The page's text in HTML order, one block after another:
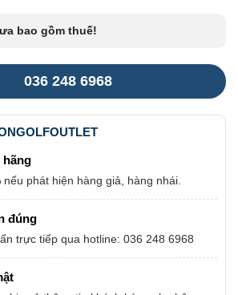
bao gồm thuế!
036 248 6968
hãng
nếu phát hiện hàng giả, hàng nhái.
đúng
trực tiếp qua hotline: 036 248 6968